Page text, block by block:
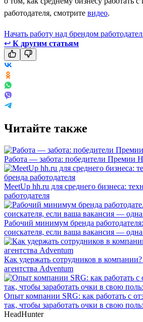
работодателя, смотрите видео.
Начать работу над брендом
↩ К другим статьям
Читайте также
Работа — забота: победители Премии
MeetUp hh.ru для среднего бизнеса:
работодателя
Рабочий минимум бренда
соискателя, если ваша вакансия —
Как удержать сотрудников в
агентства Adventum
Опыт компании SRG: как работать с
так, чтобы заработать очки в свою
HeadHunter